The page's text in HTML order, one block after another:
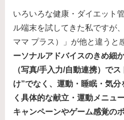
いろいろな健康・ダイエット
ル端末を試してきた私ですが
ママ プラス）」が他と違うと
ーソナルアドバイスのきめ細
（写真/手入力/自動連携）でス
け”でなく、運動・睡眠・気分
く具体的な献立・運動メニュ
キャンペーンやゲーム感覚の